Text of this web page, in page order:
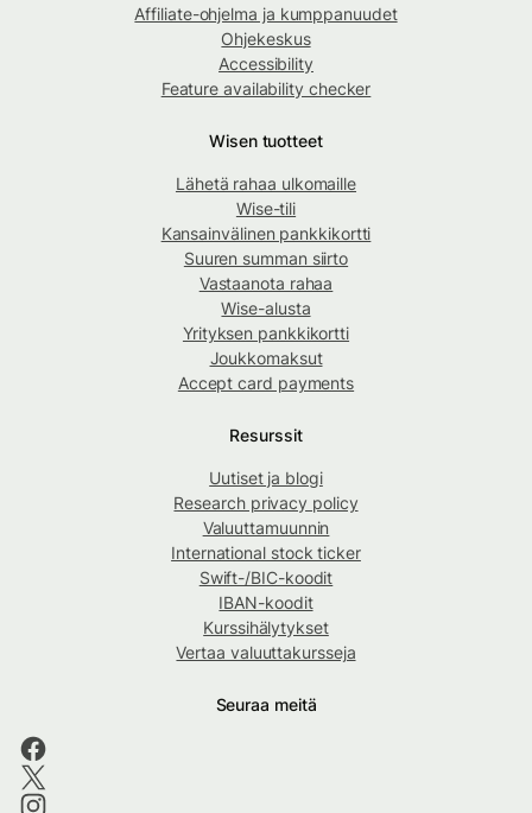
Affiliate-ohjelma ja kumppanuudet
Ohjekeskus
Accessibility
Feature availability checker
Wisen tuotteet
Lähetä rahaa ulkomaille
Wise-tili
Kansainvälinen pankkikortti
Suuren summan siirto
Vastaanota rahaa
Wise-alusta
Yrityksen pankkikortti
Joukkomaksut
Accept card payments
Resurssit
Uutiset ja blogi
Research privacy policy
Valuuttamuunnin
International stock ticker
Swift-/BIC-koodit
IBAN-koodit
Kurssihälytykset
Vertaa valuuttakursseja
Seuraa meitä